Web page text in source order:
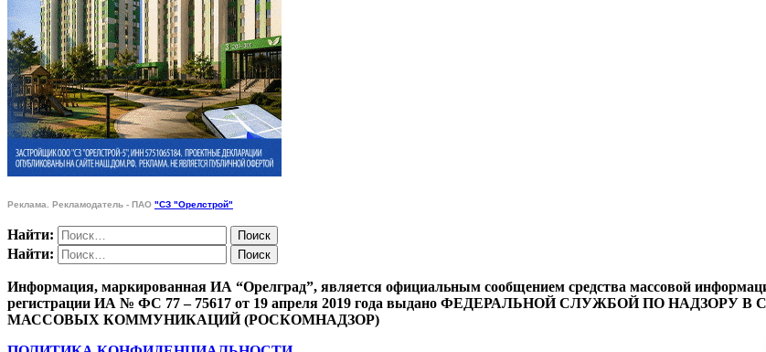
Реклама. Рекламодатель - ПАО "СЗ "Орелстрой"
Найти:
Найти:
Информация, маркированная ИА “Орелград”, является официальным сообщением средства массовой
регистрации ИА № ФС 77 – 75617 от 19 апреля 2019 года выдано ФЕДЕРАЛЬНОЙ СЛУЖБОЙ ПО
МАССОВЫХ КОММУНИКАЦИЙ (РОСКОМНАДЗОР)